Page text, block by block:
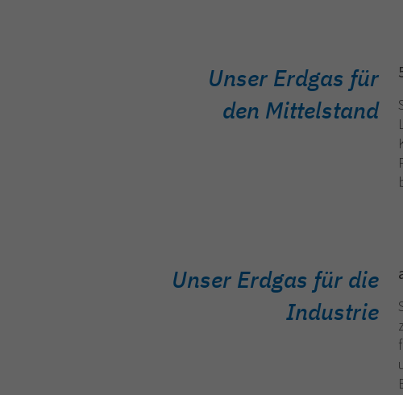
Unser Erdgas für
den Mittelstand
Unser Erdgas für die
Industrie